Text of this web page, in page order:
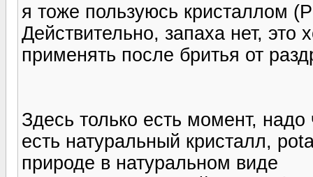
я тоже пользуюсь кристаллом
Действительно, запаха нет, это
применять после бритья от
Здесь только есть момент, надо
есть натуральный кристалл,
природе в натуральном виде